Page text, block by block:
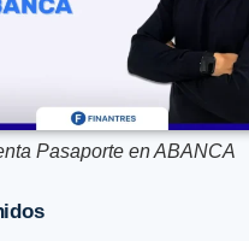
Pasaporte en ABANCA